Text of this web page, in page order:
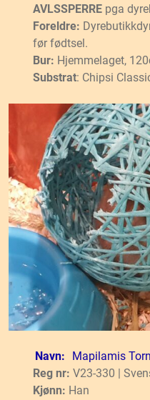
AVLSSPERREpga
Foreldre:
før fødtsel.
Bur: Hjemmelaget,
Substrat: Chipsi
Navn:
Mapilamis
Reg nr: V23-330 |
Kjønn: Han